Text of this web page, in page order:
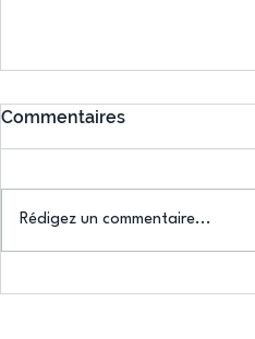
Commentaires
Rédigez un commentaire...